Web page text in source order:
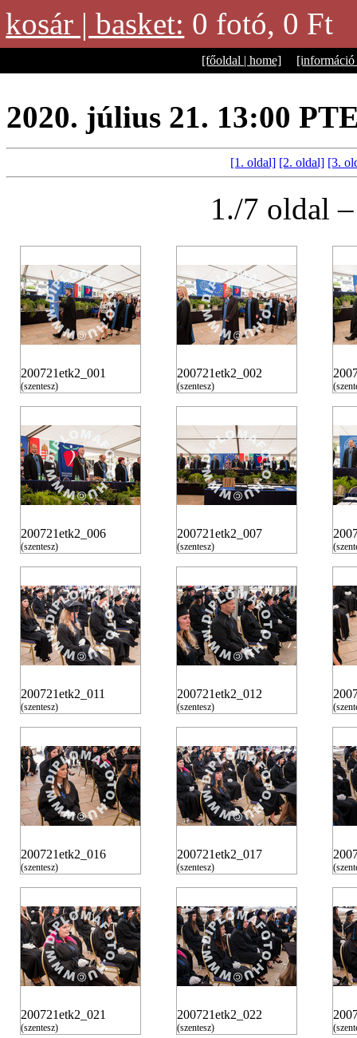
kosár | basket: 0 fotó, 0
[főoldal | home]
2020. július 21. 13:00
[1. oldal] [2. oldal] [3.
1./7 oldal
200721etk2_001
(szentesz)
200721etk2_002
(szentesz)
200721etk2_006
(szentesz)
200721etk2_007
(szentesz)
200721etk2_011
(szentesz)
200721etk2_012
(szentesz)
200721etk2_016
(szentesz)
200721etk2_017
(szentesz)
200721etk2_021
(szentesz)
200721etk2_022
(szentesz)